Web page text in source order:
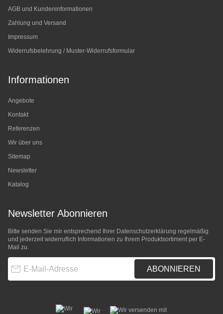
AGB und Kundeninformationen
Zahlung und Versand
Impressum
Widerrufsbelehrung / Muster-Widerrufsformular
Informationen
Angebote
Kontakt
Referenzen
Wir über uns
Sitemap
Newsletter
Katalog
Newsletter Abonnieren
Bitte senden Sie mir entsprechend Ihrer Datenschutzerklärung regelmäßig
und jederzeit widerruflich Informationen zu Ihrem Produktsortiment per E-
Mail zu.
ABONNIEREN